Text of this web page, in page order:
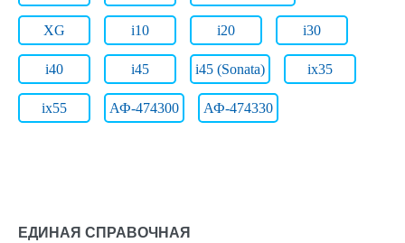
XG i10 i20 i30
i40 i45 i45 (Sonata) ix35
ix55 АФ-474300 АФ-474330
ЕДИНАЯ СПРАВОЧНАЯ